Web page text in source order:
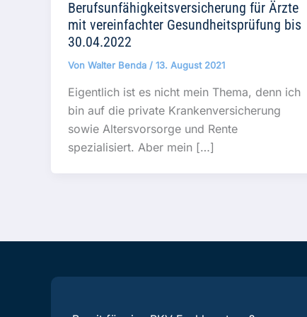
Berufsunfähigkeitsversicherung für Ärzte
mit vereinfachter Gesundheitsprüfung bis
30.04.2022
Von Walter Benda / 13. August 2021
Eigentlich ist es nicht mein Thema, denn ich
bin auf die private Krankenversicherung
sowie Altersvorsorge und Rente
spezialisiert. Aber mein […]